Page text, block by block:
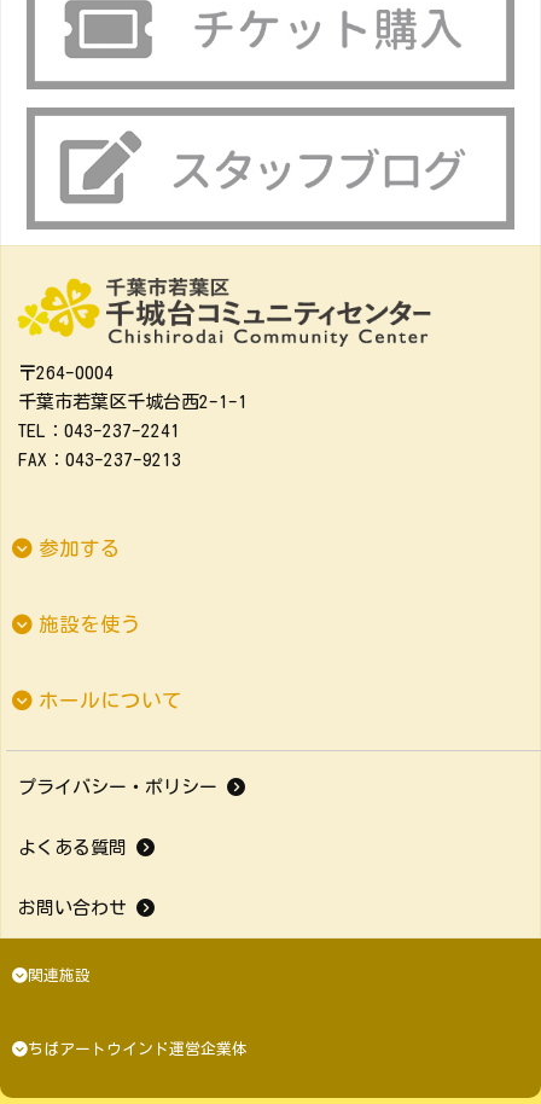
〒264-0004
千葉市若葉区千城台西2-1-1
TEL：043-237-2241
FAX：043-237-9213
参加する
施設を使う
ホールについて
プライバシー・ポリシー
よくある質問
お問い合わせ
関連施設
ちばアートウインド運営企業体